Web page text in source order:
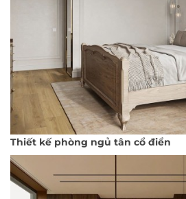
Thiết kế phòng ngủ tân cổ điển